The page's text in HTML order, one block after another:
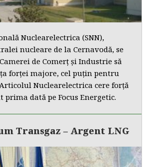
Nuclearelectrica (SNN),
nucleare de la Cernavodă, se
de Comerț și Industrie să
forței majore, cel puțin pentru
Nuclearelectrica cere forță
prima dată pe Focus Energetic.
Transgaz – Argent LNG